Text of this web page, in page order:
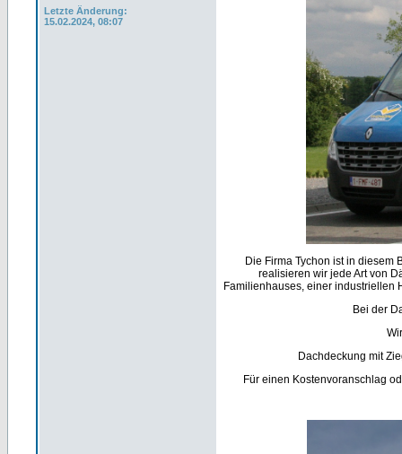
Letzte Änderung:
15.02.2024, 08:07
Die Firma Tychon ist in diesem
realisieren wir jede Art von
Familienhauses, einer industriellen
Bei der
Dachdeckung mit
Für einen Kostenvoranschlag